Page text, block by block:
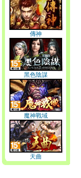
傳神
黑色陰謀
魔神戰域
天曲